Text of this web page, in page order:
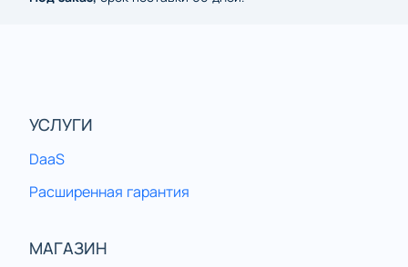
УСЛУГИ
DaaS
Расширенная гарантия
МАГАЗИН